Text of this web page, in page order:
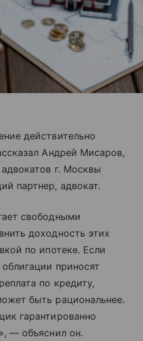
действительно
Андрей Мисаров,
г. Москвы
партнер, адвокат.
свободными
доходность этих
по ипотеке. Если
приносят
по кредиту,
быть рациональнее.
гарантированно
— объяснил он.